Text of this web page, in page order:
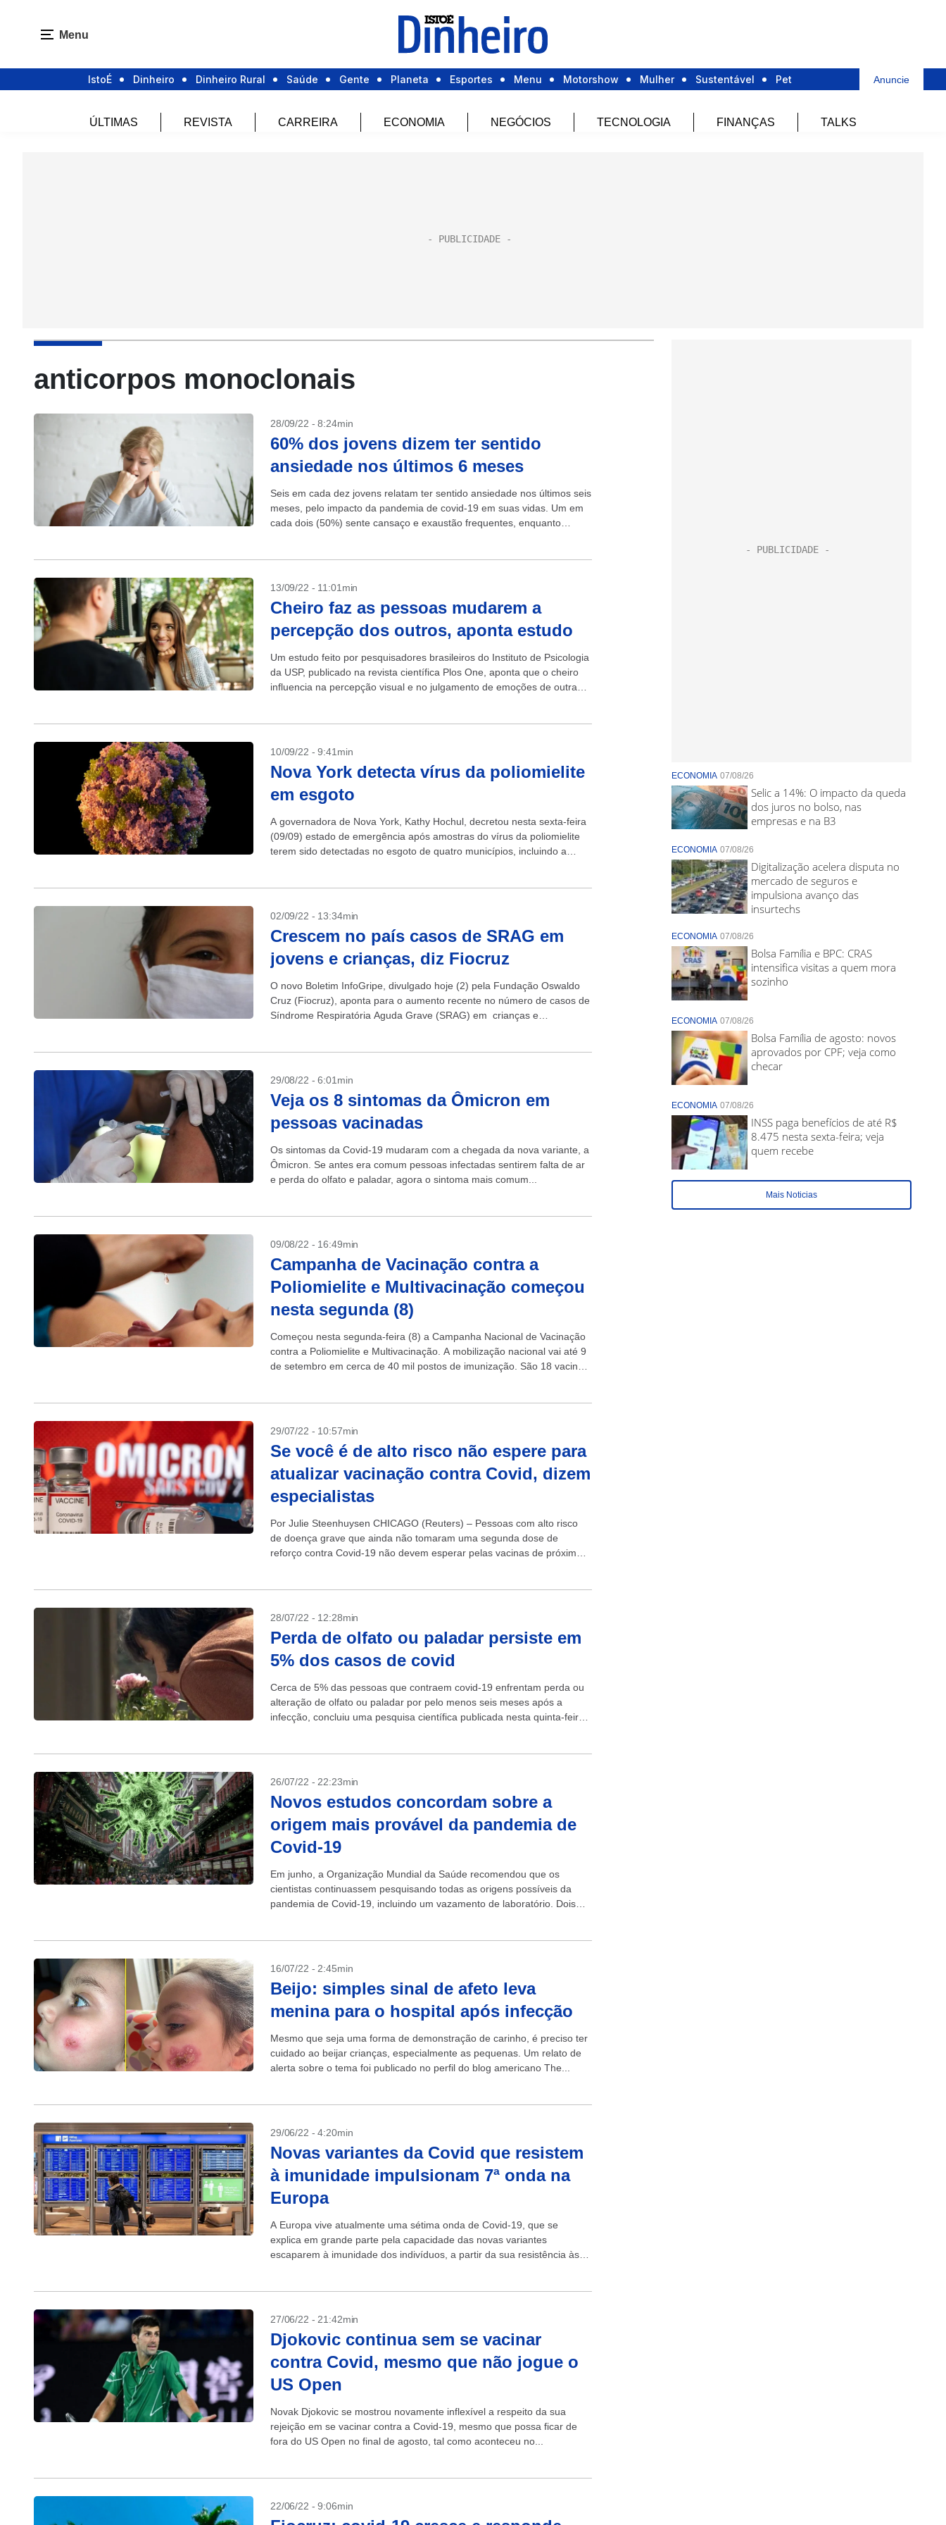
Menu
IstoÉ Dinheiro Dinheiro Rural Saúde Gente Planeta Esportes Menu Motorshow Mulher Sustentável Pet Anuncie
ÚLTIMAS REVISTA CARREIRA ECONOMIA NEGÓCIOS TECNOLOGIA FINANÇAS TALKS
anticorpos monoclonais
28/09/22 - 8:24min
60% dos jovens dizem ter sentido
ansiedade nos últimos 6 meses
Seis em cada dez jovens relatam ter sentido ansiedade nos últimos seis
meses, pelo impacto da pandemia de covid-19 em suas vidas. Um em
cada dois (50%) sente cansaço e exaustão frequentes, enquanto
13/09/22 - 11:01min
Cheiro faz as pessoas mudarem a
percepção dos outros, aponta estudo
Um estudo feito por pesquisadores brasileiros do Instituto de Psicologia
da USP, publicado na revista científica Plos One, aponta que o cheiro
influencia na percepção visual e no julgamento de emoções de outras
10/09/22 - 9:41min
Nova York detecta vírus da poliomielite
em esgoto
A governadora de Nova York, Kathy Hochul, decretou nesta sexta-feira
(09/09) estado de emergência após amostras do vírus da poliomielite
terem sido detectadas no esgoto de quatro municípios, incluindo a
02/09/22 - 13:34min
Crescem no país casos de SRAG em
jovens e crianças, diz Fiocruz
O novo Boletim InfoGripe, divulgado hoje (2) pela Fundação Oswaldo
Cruz (Fiocruz), aponta para o aumento recente no número de casos de
Síndrome Respiratória Aguda Grave (SRAG) em crianças e
29/08/22 - 6:01min
Veja os 8 sintomas da Ômicron em
pessoas vacinadas
Os sintomas da Covid-19 mudaram com a chegada da nova variante, a
Ômicron. Se antes era comum pessoas infectadas sentirem falta de ar
e perda do olfato e paladar, agora o sintoma mais comum...
09/08/22 - 16:49min
Campanha de Vacinação contra a
Poliomielite e Multivacinação começou
nesta segunda (8)
Começou nesta segunda-feira (8) a Campanha Nacional de Vacinação
contra a Poliomielite e Multivacinação. A mobilização nacional vai até 9
de setembro em cerca de 40 mil postos de imunização. São 18 vacinas
29/07/22 - 10:57min
Se você é de alto risco não espere para
atualizar vacinação contra Covid, dizem
especialistas
Por Julie Steenhuysen CHICAGO (Reuters) – Pessoas com alto risco
de doença grave que ainda não tomaram uma segunda dose de
reforço contra Covid-19 não devem esperar pelas vacinas de próxima
28/07/22 - 12:28min
Perda de olfato ou paladar persiste em
5% dos casos de covid
Cerca de 5% das pessoas que contraem covid-19 enfrentam perda ou
alteração de olfato ou paladar por pelo menos seis meses após a
infecção, concluiu uma pesquisa científica publicada nesta quinta-feira
26/07/22 - 22:23min
Novos estudos concordam sobre a
origem mais provável da pandemia de
Covid-19
Em junho, a Organização Mundial da Saúde recomendou que os
cientistas continuassem pesquisando todas as origens possíveis da
pandemia de Covid-19, incluindo um vazamento de laboratório. Dois
16/07/22 - 2:45min
Beijo: simples sinal de afeto leva
menina para o hospital após infecção
Mesmo que seja uma forma de demonstração de carinho, é preciso ter
cuidado ao beijar crianças, especialmente as pequenas. Um relato de
alerta sobre o tema foi publicado no perfil do blog americano The...
29/06/22 - 4:20min
Novas variantes da Covid que resistem
à imunidade impulsionam 7ª onda na
Europa
A Europa vive atualmente uma sétima onda de Covid-19, que se
explica em grande parte pela capacidade das novas variantes
escaparem à imunidade dos indivíduos, a partir da sua resistência às
27/06/22 - 21:42min
Djokovic continua sem se vacinar
contra Covid, mesmo que não jogue o
US Open
Novak Djokovic se mostrou novamente inflexível a respeito da sua
rejeição em se vacinar contra a Covid-19, mesmo que possa ficar de
fora do US Open no final de agosto, tal como aconteceu no...
22/06/22 - 9:06min
ECONOMIA 07/08/26
Selic a 14%: O impacto da queda
dos juros no bolso, nas
empresas e na B3
ECONOMIA 07/08/26
Digitalização acelera disputa no
mercado de seguros e
impulsiona avanço das
insurtechs
ECONOMIA 07/08/26
Bolsa Família e BPC: CRAS
intensifica visitas a quem mora
sozinho
ECONOMIA 07/08/26
Bolsa Família de agosto: novos
aprovados por CPF; veja como
checar
ECONOMIA 07/08/26
INSS paga benefícios de até R$
8.475 nesta sexta-feira; veja
quem recebe
Mais Noticias